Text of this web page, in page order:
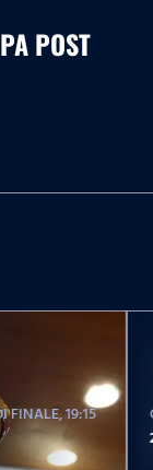
POST
FINALE, 19:15